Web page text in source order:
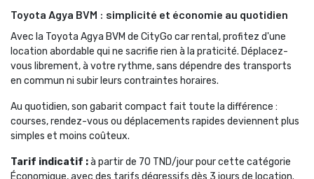
Toyota Agya BVM : simplicité et économie au quotidien
Avec la Toyota Agya BVM de CityGo car rental, profitez d'une
location abordable qui ne sacrifie rien à la praticité. Déplacez-
vous librement, à votre rythme, sans dépendre des transports
en commun ni subir leurs contraintes horaires.
Au quotidien, son gabarit compact fait toute la différence :
courses, rendez-vous ou déplacements rapides deviennent plus
simples et moins coûteux.
Tarif indicatif :à partir de 70 TND/jour pour cette catégorie
Économique, avec des tarifs dégressifs dès 3 jours de location.